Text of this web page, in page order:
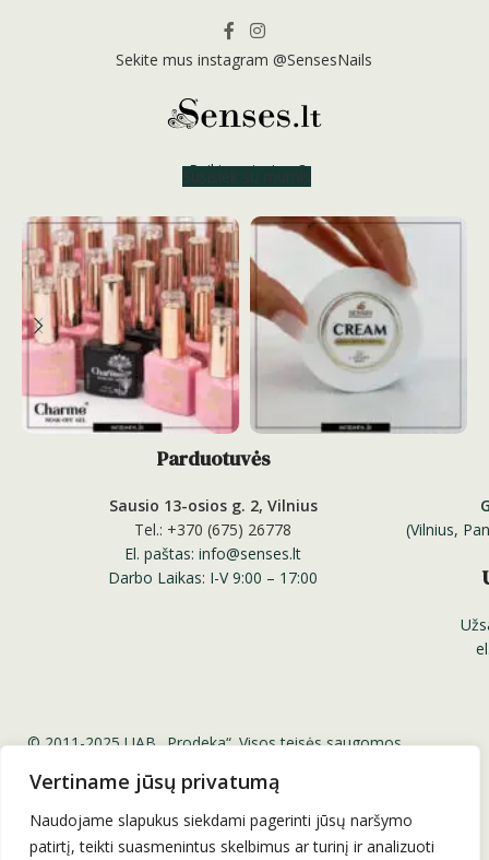
Vertiname jūsų privatumą
Naudojame slapukus siekdami pagerinti jūsų naršymo
patirtį, teikti suasmenintus skelbimus ar turinį ir analizuoti
Sekite mus instagram @SensesNails
Reikia patarimo?
Susisiek su mumis
Parduotuvės
Sausio 13-osios g. 2, Vilnius
Tel.: +370 (675) 26778
El. paštas: info@senses.lt
Darbo Laikas: I-V 9:00 – 17:00
(Vilnius,
© 2011-2025 UAB „Prodeka“. Visos teisės saugomos.
Professional Nail Systems ™
Be UAB „Prodeka“ sutikimo draudžiama kopijuoti ir platinti
svetainėje esančią informaciją.